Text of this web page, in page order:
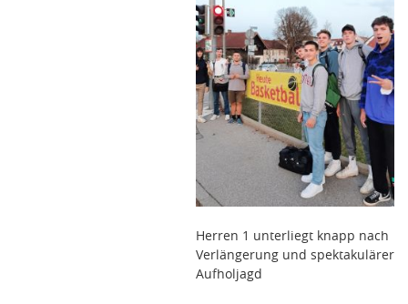
Herren 1 unterliegt knapp nach
Verlängerung und spektakulärer
Aufholjagd